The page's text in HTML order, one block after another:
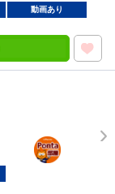
動画あり
ポンタ
部屋